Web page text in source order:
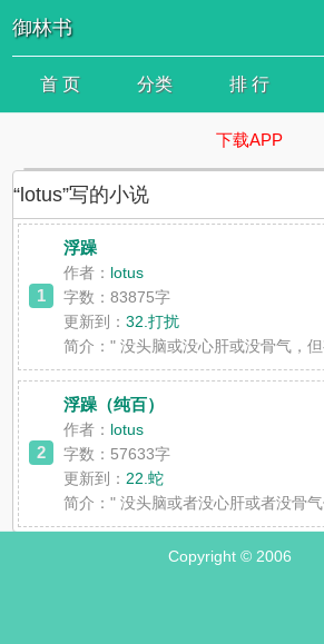
御林书
首 页 分类 排 行
下载APP
“lotus”写的小说
1
浮躁
作者： lotus
字数：83875字
更新到：32.打扰
简介：" 没头脑或没心肝或没骨气，但
2
浮躁（纯百）
作者： lotus
字数：57633字
更新到： 22.蛇
简介：" 没头脑或者没心肝或者没骨
Copyright © 2006